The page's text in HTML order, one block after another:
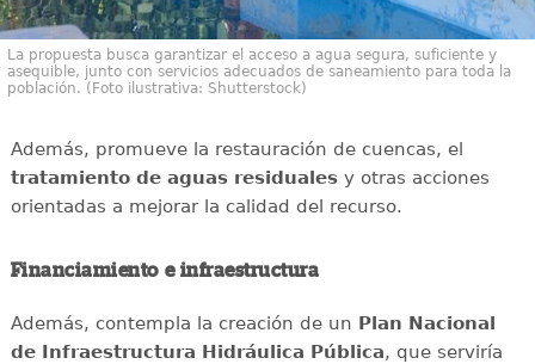
La propuesta busca garantizar el acceso a agua segura, suficiente y
asequible, junto con servicios adecuados de saneamiento para toda la
población. (Foto ilustrativa: Shutterstock)
Además, promueve la restauración de cuencas, el
tratamiento de aguas residualesy otras acciones
orientadas a mejorar la calidad del recurso.
Financiamiento e infraestructura
Además, contempla la creación de un Plan Nacional
de Infraestructura Hidráulica Pública, que serviría